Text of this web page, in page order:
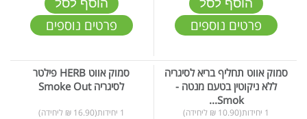
פרטים נוספים פרטים נוספים
סמוק אווט תחליף בריא לסיגריה
ללא ניקוטין בטעם מנטה -
Smok...
1 יחידות(10.90 ₪ ליחידה)
סמוק אווט HERB פילטר
לסיגריה Smoke Out
1 יחידות(16.90 ₪ ליחידה)